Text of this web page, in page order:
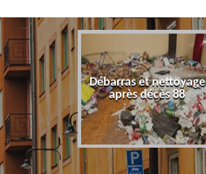
débarras
Débarras et nettoyage
après décès 88